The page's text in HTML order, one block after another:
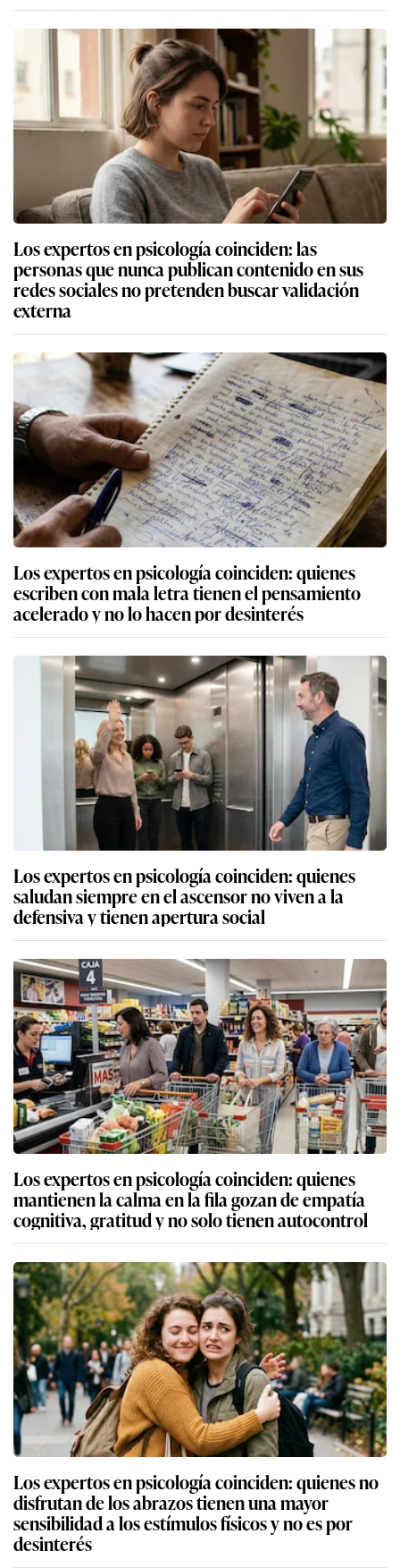
Los expertos en psicología coinciden: las
personas que nunca publican contenido en sus
redes sociales no pretenden buscar validación
externa
Los expertos en psicología coinciden: quienes
escriben con mala letra tienen el pensamiento
acelerado y no lo hacen por desinterés
Los expertos en psicología coinciden: quienes
saludan siempre en el ascensor no viven a la
defensiva y tienen apertura social
Los expertos en psicología coinciden: quienes
mantienen la calma en la fila gozan de empatía
cognitiva, gratitud y no solo tienen autocontrol
Los expertos en psicología coinciden: quienes no
disfrutan de los abrazos tienen una mayor
sensibilidad a los estímulos físicos y no es por
desinterés